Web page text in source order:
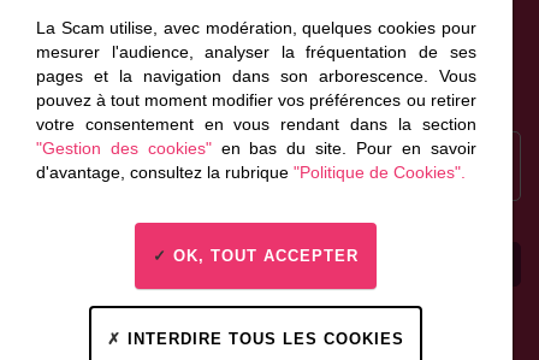
Scam Canada
Recrutement
Inscrivez-vous à la
newsletter
Espace presse Contactez-nous
La Scam utilise, avec modération, quelques cookies pour
mesurer l'audience, analyser la fréquentation de ses
pages et la navigation dans son arborescence. Vous
pouvez à tout moment modifier vos préférences ou retirer
votre consentement en vous rendant dans la section
"Gestion des cookies"en bas du site. Pour en savoir
d'avantage, consultez la rubrique "Politique de Cookies".
OK, TOUT ACCEPTER
INTERDIRE TOUS LES COOKIES